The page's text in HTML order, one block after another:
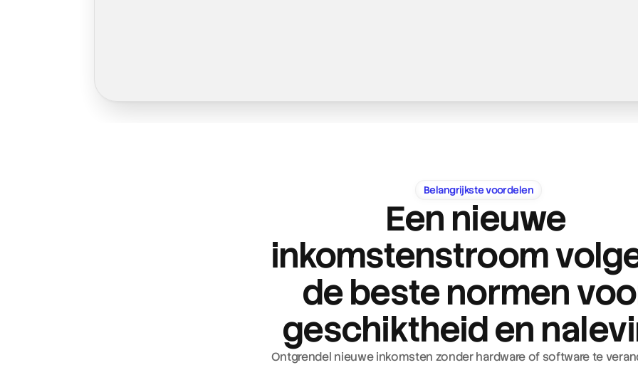
Koppel je gegevens veilig
Je wordt gevraagd in te loggen op je E-Flux by Road-dashboard om je
account naadloos te verifiëren en je laadinfrastructuur te koppelen.
Belangrijkste voordelen
Een nieuwe
inkomstenstroom
de beste normen
geschiktheid en
Ontgrendel nieuwe inkomsten zonder hardware of software te